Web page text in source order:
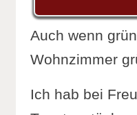
Auch wenn
Wohnzimmer
Ich hab bei